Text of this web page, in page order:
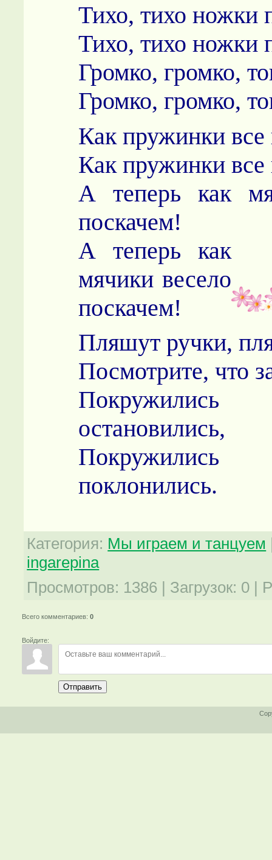
Тихо, тихо ножки
Тихо, тихо ножки
Громко, громко,
Громко, громко,
Как пружинки все
Как пружинки все
А теперь как
поскачем!
А теперь как
мячики весело
поскачем!
Пляшут ручки,
Посмотрите, что
остановились,
поклонились.
Категория: Мы играем и танцуем
ingarepina
Просмотров: 1386 | Загрузок: 0 |
Всего комментариев:0
Войдите:
Отправить